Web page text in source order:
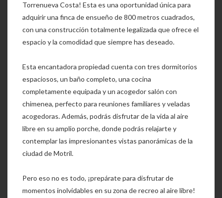
Torrenueva Costa! Esta es una oportunidad única para
adquirir una finca de ensueño de 800 metros cuadrados,
con una construcción totalmente legalizada que ofrece el
espacio y la comodidad que siempre has deseado.
Esta encantadora propiedad cuenta con tres dormitorios
espaciosos, un baño completo, una cocina
completamente equipada y un acogedor salón con
chimenea, perfecto para reuniones familiares y veladas
acogedoras. Además, podrás disfrutar de la vida al aire
libre en su amplio porche, donde podrás relajarte y
contemplar las impresionantes vistas panorámicas de la
ciudad de Motril.
Pero eso no es todo, ¡prepárate para disfrutar de
momentos inolvidables en su zona de recreo al aire libre!